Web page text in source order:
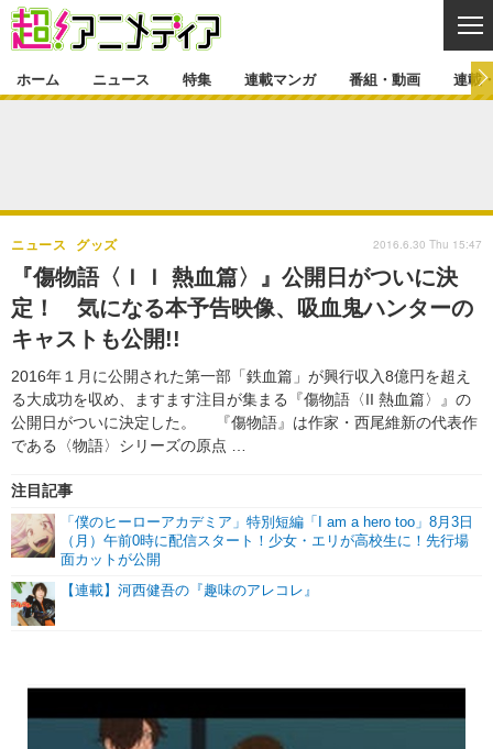
ゲーム・アプリ マンガ
グッズ イベント
声優
舞台 新帝スタ
特集一覧 カバー
ラキりす
連載マンガ
連載マンガ一覧
番組・動画
番組・動画一覧 ラジオ
動画
連載・ブログ
連載・ブログ一覧
編集部ブログ・お知らせ
ホーム ニュース 特集 連載マンガ 番組・動画 連載
『傷物語〈ＩＩ 熱血篇〉』公開日がついに決
定！ 気になる本予告映像、吸血鬼ハンターの
キャストも公開!!
2016年１月に公開された第一部「鉄血篇」が興行収入8億円を超え
る大成功を収め、ますます注目が集まる『傷物語〈II 熱血篇〉』の
公開日がついに決定した。 『傷物語』は作家・西尾維新の代表作
である〈物語〉シリーズの原点 …
ニュース グッズ
注目記事
「僕のヒーローアカデミア」特別短編「I am a hero too」8月3日
（月）午前0時に配信スタート！少女・エリが高校生に！先行場
面カットが公開
【連載】河西健吾の『趣味のアレコレ』
2016.6.30 Thu 15:47